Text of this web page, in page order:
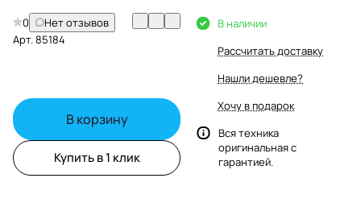
0
Нет отзывов
Арт.85184
В корзину
Купить в 1 клик
В наличии
Рассчитать доставку
Нашли дешевле?
Хочу в подарок
Вся техника
оригинальная с
гарантией.